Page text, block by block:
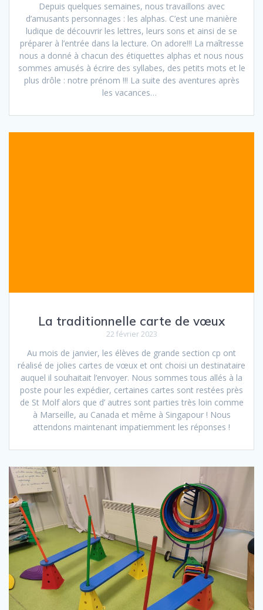
Depuis quelques semaines, nous travaillons avec
d’amusants personnages : les alphas. C’est une manière
ludique de découvrir les lettres, leurs sons et ainsi de se
préparer à l’entrée dans la lecture. On adore!!! La maîtresse
nous a donné à chacun des étiquettes alphas et nous nous
sommes amusés à écrire des syllabes, des petits mots et le
plus drôle : notre prénom !!! La suite des aventures après
les vacances…
La traditionnelle carte de vœux
22 février 2023
Au mois de janvier, les élèves de grande section cp ont
réalisé de jolies cartes de vœux et ont choisi un destinataire
auquel il souhaitait l’envoyer. Nous sommes tous allés à la
poste pour les expédier, certaines cartes sont restées près
de St Molf alors que d’ autres sont parties très loin comme
à Marseille, au Canada et même à Singapour ! Nous
attendons maintenant impatiemment les réponses !